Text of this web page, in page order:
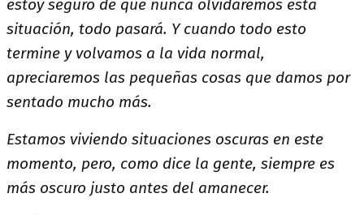
estoy seguro de que nunca olvidaremos esta
situación, todo pasará. Y cuando todo esto
termine y volvamos a la vida normal,
apreciaremos las pequeñas cosas que damos por
sentado mucho más.
Estamos viviendo situaciones oscuras en este
momento, pero, como dice la gente, siempre es
más oscuro justo antes del amanecer.